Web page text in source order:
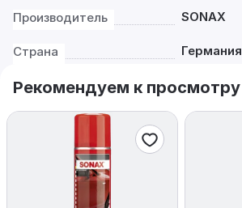
Производитель
SONAX
Страна Германия
Рекомендуем к просмотру